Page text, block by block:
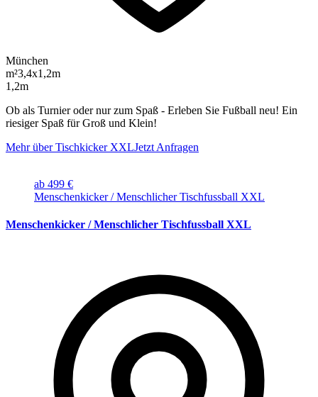
München
m²3,4x1,2m
1,2m
Ob als Turnier oder nur zum Spaß - Erleben Sie Fußball neu! Ein
riesiger Spaß für Groß und Klein!
Mehr über Tischkicker XXLJetzt Anfragen
ab 499 €
Menschenkicker / Menschlicher Tischfussball XXL
Menschenkicker / Menschlicher Tischfussball XXL